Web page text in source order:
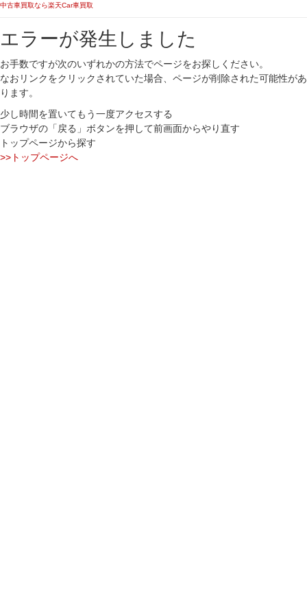
中古車買取なら楽天Car車買取
エラーが発生しました
お手数ですが次のいずれかの方法でページをお探しください。
なおリンクをクリックされていた場合、ページが削除された可能性があ
ります。
少し時間を置いてもう一度アクセスする
ブラウザの「戻る」ボタンを押して前画面からやり直す
トップページから探す
>>トップページへ